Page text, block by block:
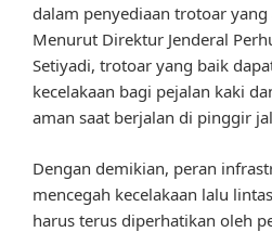
dalam penyediaan trotoar
Menurut Direktur Jenderal
Setiyadi, trotoar yang baik
kecelakaan bagi pejalan kaki
aman saat berjalan di pinggir
Dengan demikian, peran
mencegah kecelakaan lalu
harus terus diperhatikan oleh